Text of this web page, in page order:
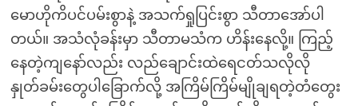
မောဟိုကိပင်ပမ်းစွာနဲ့ အသက်ရှုပြင်းစွာ သီတာအော်ပါ
တယ်။ အသံလုံခန်းမှာ သီတာမသံက ဟိန်းနေလို့။ ကြည့်
နေတဲ့ကျနော်လည်း လည်ချောင်းထဲရေငတ်သလိုလို
နှုတ်ခမ်းတွေပါခြောက်လို့ အကြိမ်ကြိမ်မျိုချရတဲ့တံတွေး